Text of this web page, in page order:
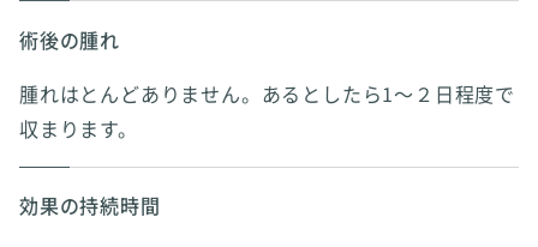
術後の腫れ
腫れはとんどありません。あるとしたら1～２日程度で
収まります。
効果の持続時間